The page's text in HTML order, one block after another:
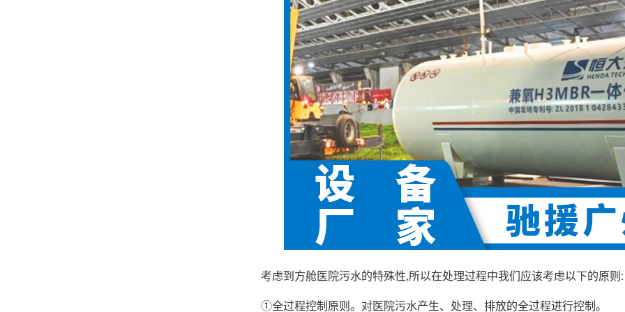
考虑到方舱医院污水的特殊性,所以在处理过程中我们应该考虑以下的原则:
①全过程控制原则。对医院污水产生、处理、排放的全过程进行控制。